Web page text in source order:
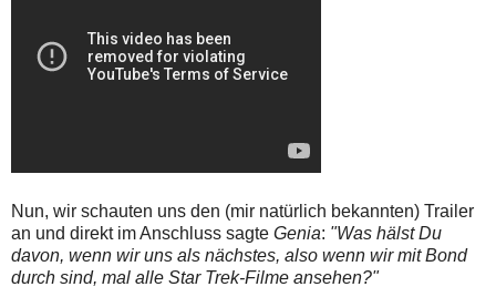
Nun, wir schauten uns den (mir natürlich bekannten) Trailer
an und direkt im Anschluss sagte Genia: "Was hälst Du
davon, wenn wir uns als nächstes, also wenn wir mit Bond
durch sind, mal alle Star Trek-Filme ansehen?"